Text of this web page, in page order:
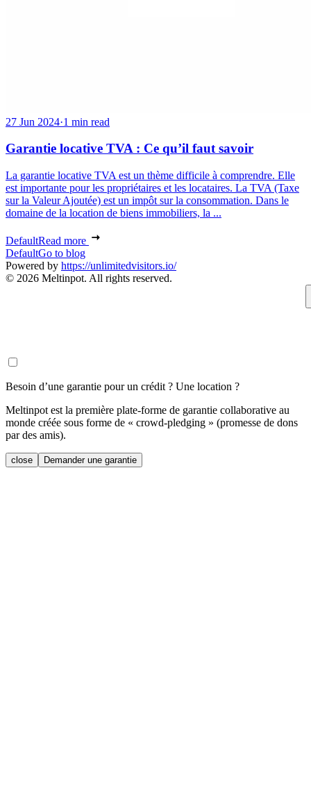
27 Jun 2024·1 min read
Garantie locative TVA : Ce qu’il faut savoir
La garantie locative TVA est un thème difficile à comprendre. Elle
est importante pour les propriétaires et les locataires. La TVA (Taxe
sur la Valeur Ajoutée) est un impôt sur la consommation. Dans le
domaine de la location de biens immobiliers, la ...
DefaultRead more
DefaultGo to blog
Powered by https://unlimitedvisitors.io/
© 2026 Meltinpot. All rights reserved.
Besoin d’une garantie pour un crédit ? Une location ?
Meltinpot est la première plate-forme de garantie collaborative au
monde créée sous forme de « crowd-pledging » (promesse de dons
par des amis).
close Demander une garantie